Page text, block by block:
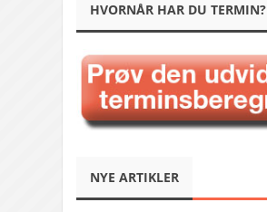
HVORNÅR HAR DU TERMIN?
NYE ARTIKLER